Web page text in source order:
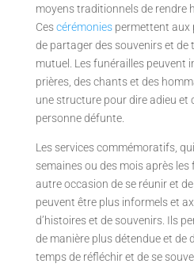
moyens traditionnels de rendre
Cescérémonies permettent aux
de partager des souvenirs et
mutuel. Les funérailles peuvent
prières, des chants et des
une structure pour dire adieu et
personne défunte.
Les services commémoratifs,
semaines ou des mois après
autre occasion de se réunir et
peuvent être plus informels et
d’histoires et de souvenirs. Ils
de manière plus détendue et de
temps de réfléchir et de se